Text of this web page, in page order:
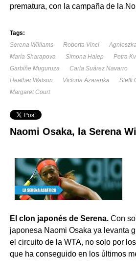
prematura, con la campaña de la
Tags:
Serena Williams
Roberta Vinci
María Sharapova
Simona Halep Petra
Garbiñe Muguruza
Carla Suárez Navarro
Heather Watson
Victoria Azarenka Steffi
Margaret Court
Naomi Osaka, la Serena
El clon japonés de Serena. Con
japonesa Naomi Osaka ya levanta
el circuito de la WTA, no solo por
que ha conseguido en los últimos